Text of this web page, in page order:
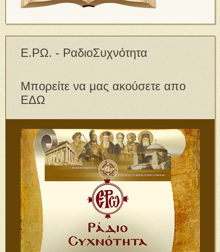
Ε.ΡΩ. - ΡαδιοΣυχνότητα
Μπορείτε να μας ακούσετε απο
ΕΔΩ